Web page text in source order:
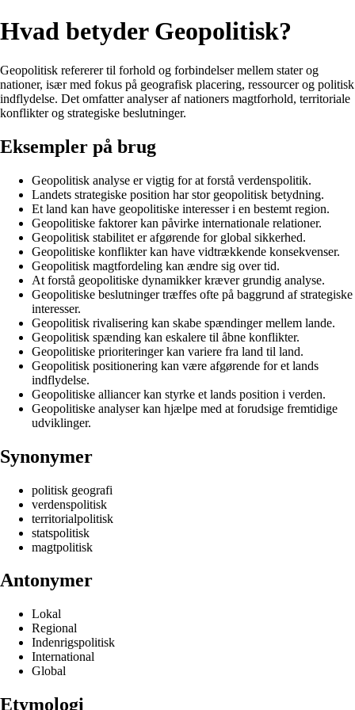
Hvad betyder Geopolitisk?
Geopolitisk refererer til forhold og forbindelser mellem stater og
nationer, især med fokus på geografisk placering, ressourcer og politisk
indflydelse. Det omfatter analyser af nationers magtforhold, territoriale
konflikter og strategiske beslutninger.
Eksempler på brug
Geopolitisk analyse er vigtig for at forstå verdenspolitik.
Landets strategiske position har stor geopolitisk betydning.
Et land kan have geopolitiske interesser i en bestemt region.
Geopolitiske faktorer kan påvirke internationale relationer.
Geopolitisk stabilitet er afgørende for global sikkerhed.
Geopolitiske konflikter kan have vidtrækkende konsekvenser.
Geopolitisk magtfordeling kan ændre sig over tid.
At forstå geopolitiske dynamikker kræver grundig analyse.
Geopolitiske beslutninger træffes ofte på baggrund af strategiske
interesser.
Geopolitisk rivalisering kan skabe spændinger mellem lande.
Geopolitisk spænding kan eskalere til åbne konflikter.
Geopolitiske prioriteringer kan variere fra land til land.
Geopolitisk positionering kan være afgørende for et lands
indflydelse.
Geopolitiske alliancer kan styrke et lands position i verden.
Geopolitiske analyser kan hjælpe med at forudsige fremtidige
udviklinger.
Synonymer
politisk geografi
verdenspolitisk
territorialpolitisk
statspolitisk
magtpolitisk
Antonymer
Lokal
Regional
Indenrigspolitisk
International
Global
Etymologi